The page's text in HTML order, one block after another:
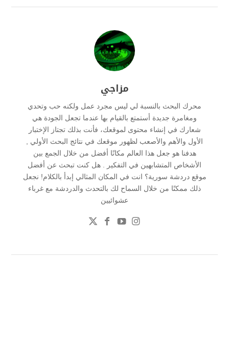
مزاجي
محرك البحث بالنسبة لي ليس مجرد عمل ولكنه حب وتحدي
ومغامرة جديدة أستمتع بالقيام بها عندما تجعل الجودة هي
شعارك في إنشاء محتوى لموقعك، فأنت بذلك تجتاز الإختبار
الأول والأهم والأصعب لظهور موقعك في نتائج البحث الأولي ,
هدفنا هو جعل هذا العالم مكانًا أفضل من خلال الجمع بين
الأشخاص المتشابهين في التفكير . هل كنت تبحث عن أفضل
موقع دردشة سورية؟ انت في المكان المثالي إبدأ بالكلام! نجعل
ذلك ممكنًا من خلال السماح لك بالتحدث والدردشة مع غرباء
عشوائيين